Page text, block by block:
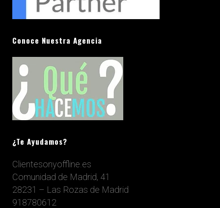
Conoce Nuestra Agencia
¿Te Ayudamos?
Clientesonyoffline.es
Comunidad de Madrid, 41
28231 – Las Rozas de Madrid
918780612